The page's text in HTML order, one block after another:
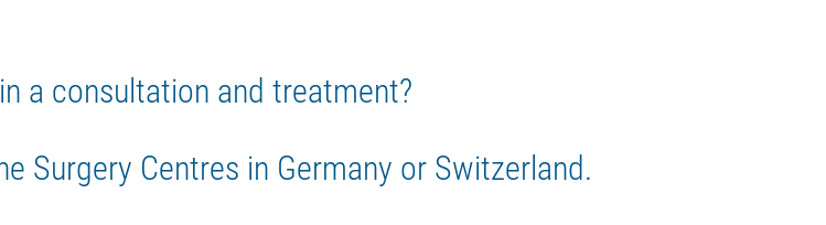
a consultation and treatment?
Surgery Centres in Germany or Switzerland.